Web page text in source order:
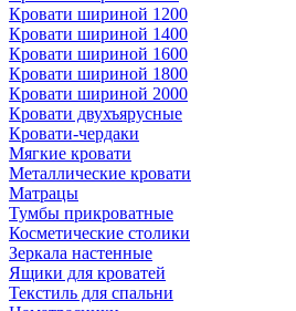
Кровати шириной 1200
Кровати шириной 1400
Кровати шириной 1600
Кровати шириной 1800
Кровати шириной 2000
Кровати двухъярусные
Кровати-чердаки
Мягкие кровати
Металлические кровати
Матрацы
Тумбы прикроватные
Косметические столики
Зеркала настенные
Ящики для кроватей
Текстиль для спальни